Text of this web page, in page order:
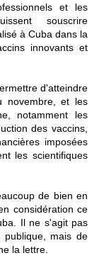
et les
souscrire
à Cuba dans la
innovants et
d'atteindre
novembre, et les
notamment les
des vaccins,
imposées
les scientifiques
de bien en
considération ce
Il ne s'agit pas
mais de
la lettre.